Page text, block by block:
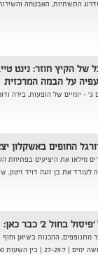
התשתיות, האבטחה
של הקיץ חוזר: נינט
על הבמה המרכזית
...
החופים באשקלון
לעודד את בן זוגה דויד
בחול 2' כבר כאן:
מתנופפים, ההכנות בשיאן
20:00 | הכניסה חופשית - מחכים לכם!